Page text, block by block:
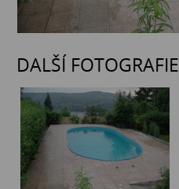
DALŠÍ FOTOGRAFIE